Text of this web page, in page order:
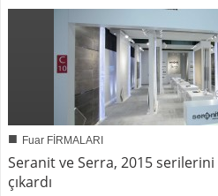
■ Fuar FİRMALARI
Seranit ve Serra, 2015 serilerini
çıkardı